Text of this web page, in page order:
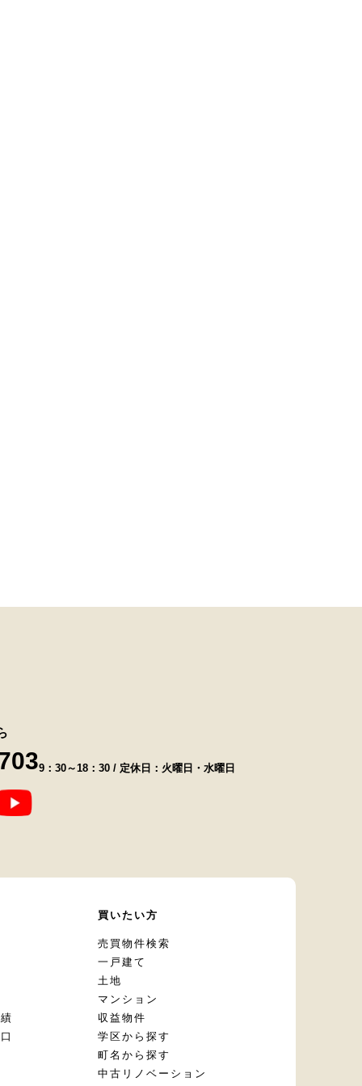
9：30～18：30 / 定休日：火曜日・水曜日
買いたい方
売買物件検索
一戸建て
土地
マンション
収益物件
学区から探す
町名から探す
中古リノベーション